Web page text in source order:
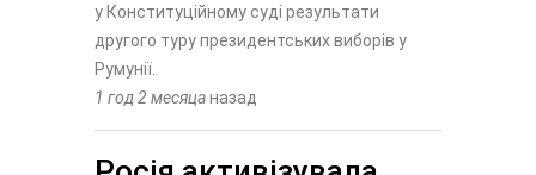
у Конституційному суді результати
другого туру президентських виборів у
Румунії.
1 год 2 месяцаназад